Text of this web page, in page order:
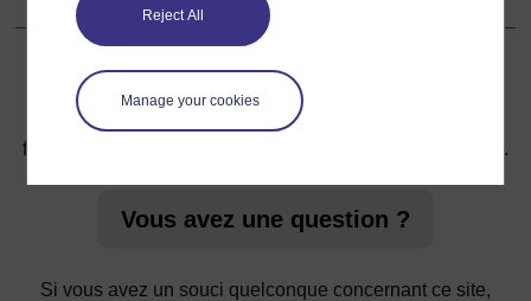
Reject All
Manage your cookies
Pour de plus amples informations, référez-vous à notre
foire aux questions qui peut vous fournir l'aide nécessaire.
Vous avez une question ?
Si vous avez un souci quelconque concernant ce site,